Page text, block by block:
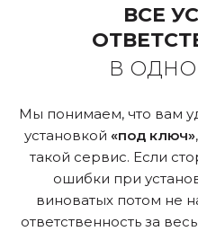
ВСЕ
В
Мы понимаем, что вам
установкой «под ключ»
такой сервис. Если
ошибки при
виноватых потом не
ответственность за